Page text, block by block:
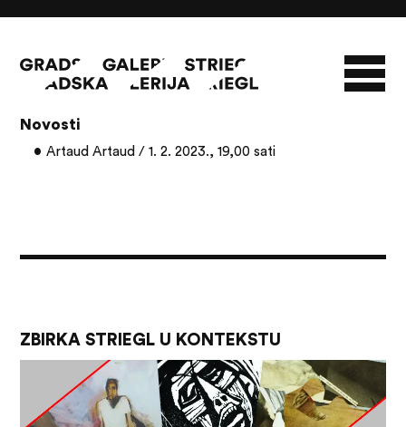
O GALERIJI
Novosti
Artaud Artaud / 1. 2. 2023., 19,00 sati
ZBIRKA STRIEGL U KONTEKSTU